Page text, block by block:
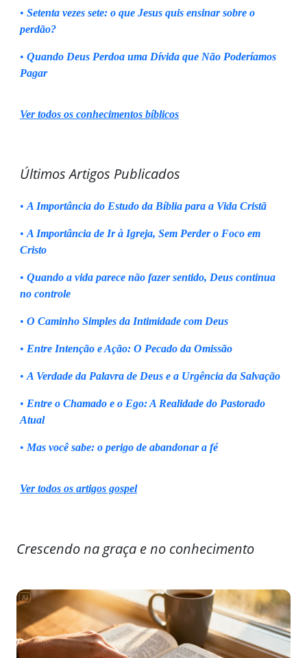
• Setenta vezes sete: o que Jesus quis ensinar sobre o
perdão?
• Quando Deus Perdoa uma Dívida que Não Poderíamos
Pagar
Ver todos os conhecimentos bíblicos
Últimos Artigos Publicados
• A Importância do Estudo da Bíblia para a Vida Cristã
• A Importância de Ir à Igreja, Sem Perder o Foco em
Cristo
• Quando a vida parece não fazer sentido, Deus continua
no controle
• O Caminho Simples da Intimidade com Deus
• Entre Intenção e Ação: O Pecado da Omissão
• A Verdade da Palavra de Deus e a Urgência da Salvação
• Entre o Chamado e o Ego: A Realidade do Pastorado
Atual
• Mas você sabe: o perigo de abandonar a fé
Ver todos os artigos gospel
Crescendo na graça e no conhecimento